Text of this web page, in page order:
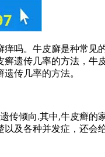
痒吗。牛皮廯是种常见
遗传几率的方法，
传几率的方法。
传倾向.其中,牛皮癣的
及各种并发症，还